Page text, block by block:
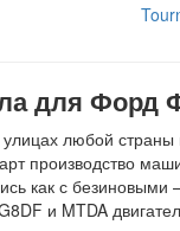
для Форд
любой
производство
как с
и MTDA